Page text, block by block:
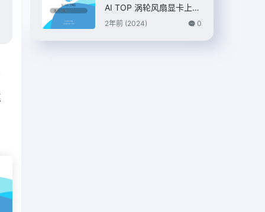
AI TOP 涡轮风扇显卡上
市，7399 元
2年前 (2024) 0